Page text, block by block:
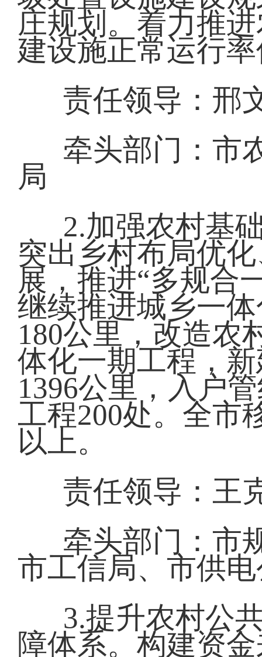
庄规划。着力推
建设施正常运行
责任领导：邢
牵头部门：市
局
2.加强农村基
突出乡村布局优
展，推进“多规合
继续推进城乡一
180公里，改造农
体化一期工程，
1396公里，入户
工程200处。全市
以上。
责任领导：王
牵头部门：市
市工信局、市供
3.提升农村公
障体系。构建资